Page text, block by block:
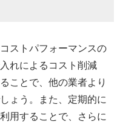
ストパフォーマンスの
れによるコスト削減
ことで、他の業者より
ょう。また、定期的に
用することで、さらに